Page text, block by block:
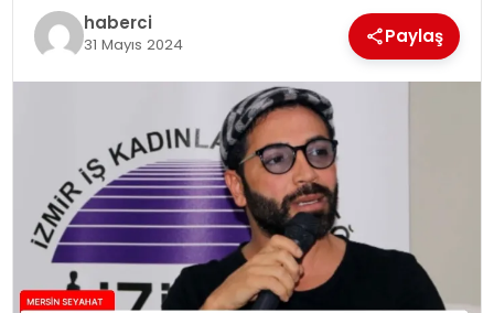
haberci
31 Mayıs 2024 Paylaş